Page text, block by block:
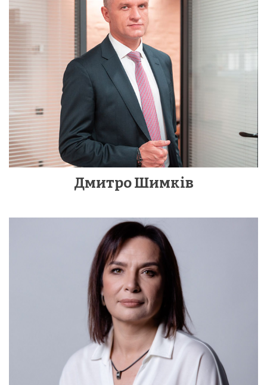
Дмитро Шимків